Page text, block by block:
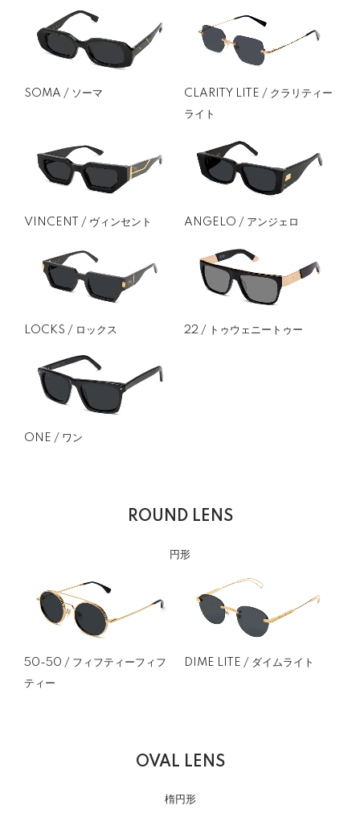
SOMA / ソーマ
CLARITY LITE / クラリティー
ライト
VINCENT / ヴィンセント ANGELO / アンジェロ
LOCKS / ロックス 22 / トゥウェニートゥー
ONE / ワン
ROUND LENS
円形
50-50 / フィフティーフィフ
ティー
DIME LITE / ダイムライト
OVAL LENS
楕円形